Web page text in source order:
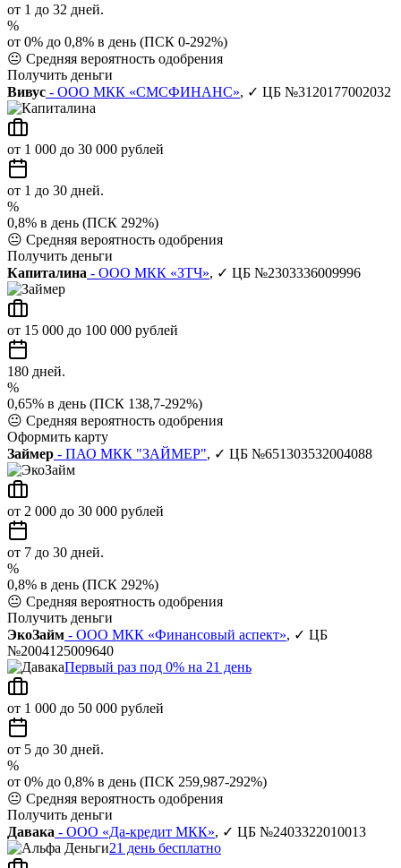
от 1 до 32 дней.
%
от 0% до 0,8% в день (ПСК 0-292%)
😐 Средняя вероятность одобрения
Получить деньги
Вивус - ООО МКК «СМСФИНАНС», ✓ ЦБ №3120177002032
от 1 000 до 30 000 рублей
от 1 до 30 дней.
%
0,8% в день (ПСК 292%)
😐 Средняя вероятность одобрения
Получить деньги
Капиталина - ООО МКК «ЗТЧ», ✓ ЦБ №2303336009996
от 15 000 до 100 000 рублей
180 дней.
%
0,65% в день (ПСК 138,7-292%)
😐 Средняя вероятность одобрения
Оформить карту
Займер - ПАО МКК "ЗАЙМЕР", ✓ ЦБ №651303532004088
от 2 000 до 30 000 рублей
от 7 до 30 дней.
%
0,8% в день (ПСК 292%)
😐 Средняя вероятность одобрения
Получить деньги
ЭкоЗайм - ООО МКК «Финансовый аспект», ✓ ЦБ
№2004125009640
Первый раз под 0% на 21 день
от 1 000 до 50 000 рублей
от 5 до 30 дней.
%
от 0% до 0,8% в день (ПСК 259,987-292%)
😐 Средняя вероятность одобрения
Получить деньги
Давака - ООО «Да-кредит МКК», ✓ ЦБ №2403322010013
21 день бесплатно